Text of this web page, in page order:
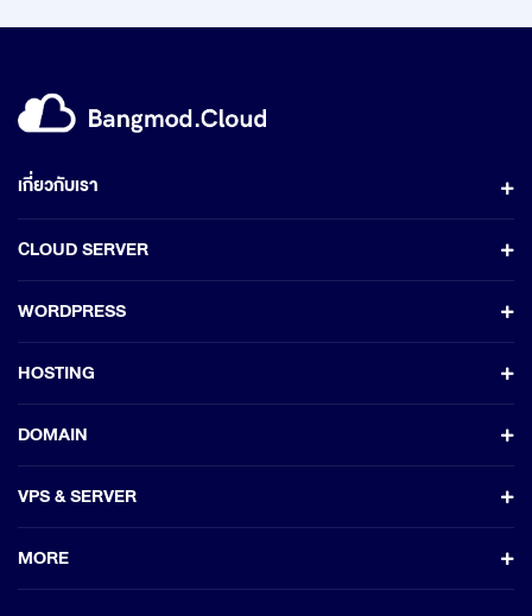
เกี่ยวกับเรา
CLOUD SERVER
WORDPRESS
HOSTING
DOMAIN
VPS & SERVER
MORE